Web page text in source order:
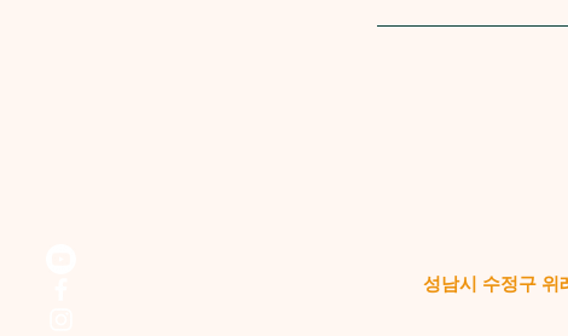
성남시 수정구 위